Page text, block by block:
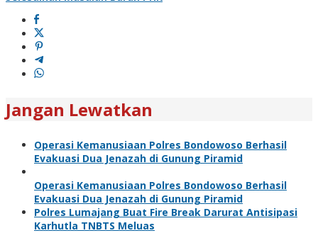
Jangan Lewatkan
Operasi Kemanusiaan Polres Bondowoso Berhasil
Evakuasi Dua Jenazah di Gunung Piramid
Operasi Kemanusiaan Polres Bondowoso Berhasil
Evakuasi Dua Jenazah di Gunung Piramid
Polres Lumajang Buat Fire Break Darurat Antisipasi
Karhutla TNBTS Meluas